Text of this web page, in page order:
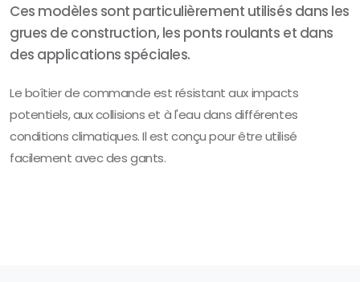
Ces modèles sont particulièrement utilisés dans les
grues de construction, les ponts roulants et dans
des applications spéciales.
Le boîtier de commande est résistant aux impacts
potentiels, aux collisions et à l'eau dans différentes
conditions climatiques. Il est conçu pour être utilisé
facilement avec des gants.